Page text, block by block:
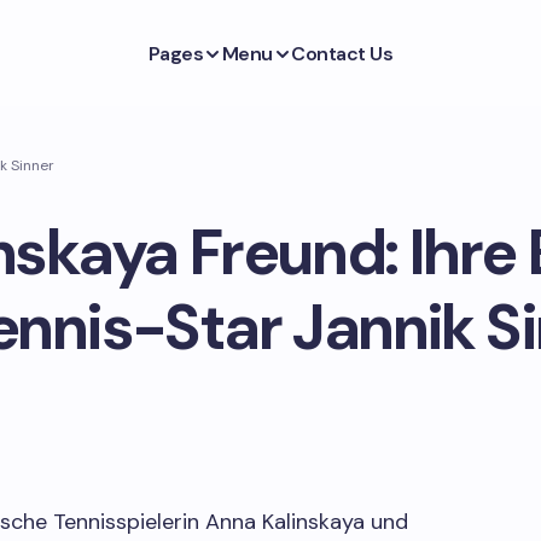
Pages Menu Contact Us
Sinner
Freund: Ihre
Star Jannik
Tennisspielerin Anna Kalinskaya und